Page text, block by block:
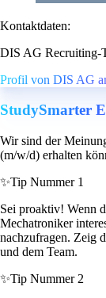
Kontaktdaten:
DIS AG Recruiting-
Profil von DIS AG
StudySmarter
Wir sind der
(m/w/d) erhalten
✨Tip Nummer 1
Sei proaktiv! Wenn
Mechatroniker
nachzufragen. Zeig
und dem Team.
✨Tip Nummer 2